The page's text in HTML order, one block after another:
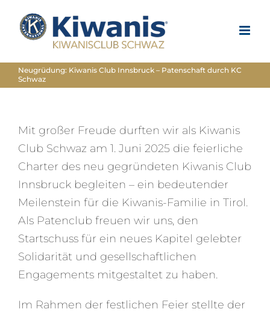
Inhalt
springen
Neugrüdung: Kiwanis Club Innsbruck – Patenschaft durch KC
Schwaz
Mit großer Freude durften wir als Kiwanis
Club Schwaz am 1. Juni 2025 die feierliche
Charter des neu gegründeten Kiwanis Club
Innsbruck begleiten – ein bedeutender
Meilenstein für die Kiwanis-Familie in Tirol.
Als Patenclub freuen wir uns, den
Startschuss für ein neues Kapitel gelebter
Solidarität und gesellschaftlichen
Engagements mitgestaltet zu haben.
Im Rahmen der festlichen Feier stellte der